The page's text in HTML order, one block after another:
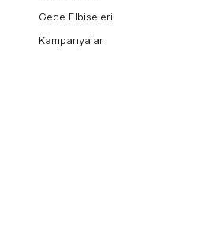
Gece Elbiseleri
Kampanyalar